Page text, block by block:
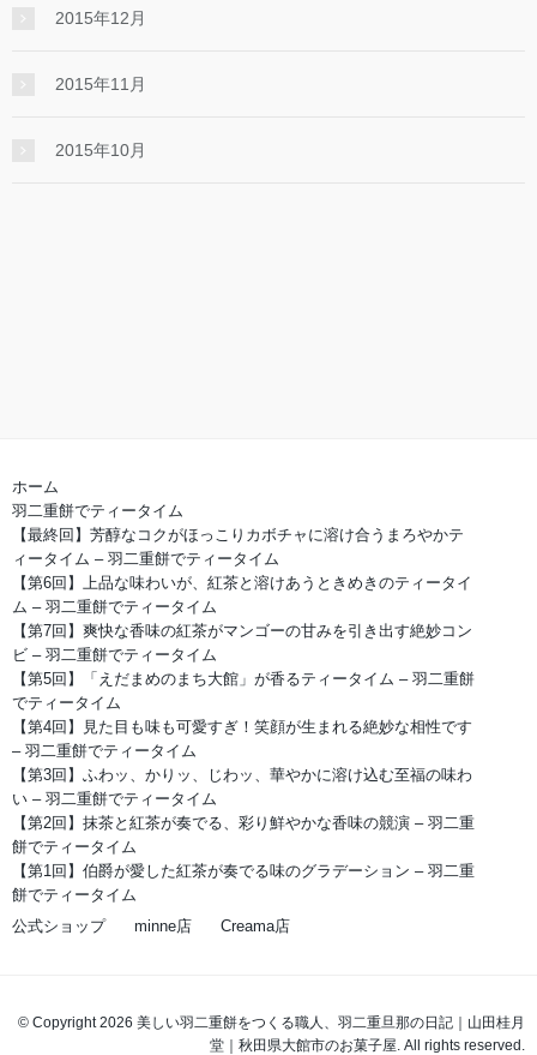
2015年12月
2015年11月
2015年10月
ホーム
羽二重餅でティータイム
【最終回】芳醇なコクがほっこりカボチャに溶け合うまろやかテ
ィータイム – 羽二重餅でティータイム
【第6回】上品な味わいが、紅茶と溶けあうときめきのティータイ
ム – 羽二重餅でティータイム
【第7回】爽快な香味の紅茶がマンゴーの甘みを引き出す絶妙コン
ビ – 羽二重餅でティータイム
【第5回】「えだまめのまち大館」が香るティータイム – 羽二重餅
でティータイム
【第4回】見た目も味も可愛すぎ！笑顔が生まれる絶妙な相性です
– 羽二重餅でティータイム
【第3回】ふわッ、かりッ、じわッ、華やかに溶け込む至福の味わ
い – 羽二重餅でティータイム
【第2回】抹茶と紅茶が奏でる、彩り鮮やかな香味の競演 – 羽二重
餅でティータイム
【第1回】伯爵が愛した紅茶が奏でる味のグラデーション – 羽二重
餅でティータイム
公式ショップ
minne店 Creama店
© Copyright 2026 美しい羽二重餅をつくる職人、羽二重旦那の日記｜山田桂月
堂｜秋田県大館市のお菓子屋. All rights reserved.